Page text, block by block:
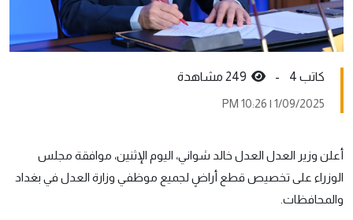
كاتب 4 -
1/09/2025 | 10:26 PM
أعلن وزير العدل العدل خالد شواني، اليوم الإثنين، موافقة مجلس
الوزراء على تخصيص قطع أراضٍ لجميع موظفي وزارة العدل في بغداد
والمحافظات.